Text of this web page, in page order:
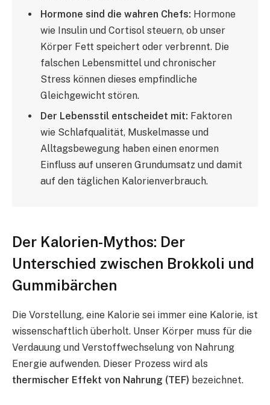
Hormone sind die wahren Chefs: Hormone
wie Insulin und Cortisol steuern, ob unser
Körper Fett speichert oder verbrennt. Die
falschen Lebensmittel und chronischer
Stress können dieses empfindliche
Gleichgewicht stören.
Der Lebensstil entscheidet mit: Faktoren
wie Schlafqualität, Muskelmasse und
Alltagsbewegung haben einen enormen
Einfluss auf unseren Grundumsatz und damit
auf den täglichen Kalorienverbrauch.
Der Kalorien-Mythos: Der
Unterschied zwischen Brokkoli und
Gummibärchen
Die Vorstellung, eine Kalorie sei immer eine Kalorie, ist
wissenschaftlich überholt. Unser Körper muss für die
Verdauung und Verstoffwechselung von Nahrung
Energie aufwenden. Dieser Prozess wird als
thermischer Effekt von Nahrung (TEF) bezeichnet.